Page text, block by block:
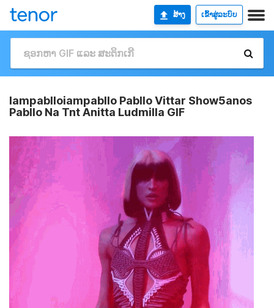
ສ້າງ ເຂົ້າສູ່ລະບົບ
Iampablloiampabllo Pabllo Vittar Show5anos
Pabllo Na Tnt Anitta Ludmilla GIF